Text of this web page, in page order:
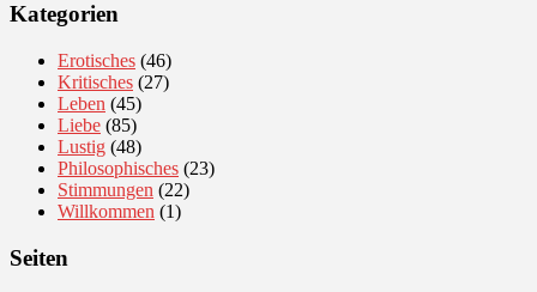
Kategorien
Erotisches (46)
Kritisches (27)
Leben (45)
Liebe (85)
Lustig (48)
Philosophisches (23)
Stimmungen (22)
Willkommen (1)
Seiten